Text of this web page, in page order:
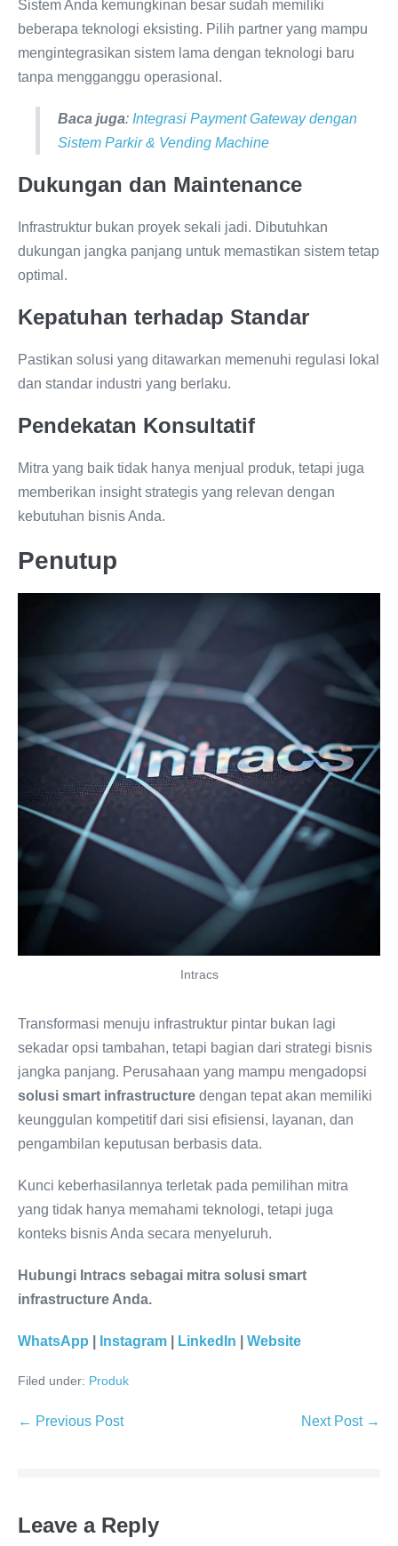
Sistem Anda kemungkinan besar sudah memiliki
beberapa teknologi eksisting. Pilih partner yang mampu
mengintegrasikan sistem lama dengan teknologi baru
tanpa mengganggu operasional.
Baca juga: Integrasi Payment Gateway dengan
Sistem Parkir & Vending Machine
Dukungan dan Maintenance
Infrastruktur bukan proyek sekali jadi. Dibutuhkan
dukungan jangka panjang untuk memastikan sistem tetap
optimal.
Kepatuhan terhadap Standar
Pastikan solusi yang ditawarkan memenuhi regulasi lokal
dan standar industri yang berlaku.
Pendekatan Konsultatif
Mitra yang baik tidak hanya menjual produk, tetapi juga
memberikan insight strategis yang relevan dengan
kebutuhan bisnis Anda.
Penutup
Intracs
Transformasi menuju infrastruktur pintar bukan lagi
sekadar opsi tambahan, tetapi bagian dari strategi bisnis
jangka panjang. Perusahaan yang mampu mengadopsi
solusi smart infrastructure dengan tepat akan memiliki
keunggulan kompetitif dari sisi efisiensi, layanan, dan
pengambilan keputusan berbasis data.
Kunci keberhasilannya terletak pada pemilihan mitra
yang tidak hanya memahami teknologi, tetapi juga
konteks bisnis Anda secara menyeluruh.
Hubungi Intracs sebagai mitra solusi smart
infrastructure Anda.
WhatsApp Instagram LinkedIn Website
Filed under: Produk
← Previous Post Next Post →
Leave a Reply